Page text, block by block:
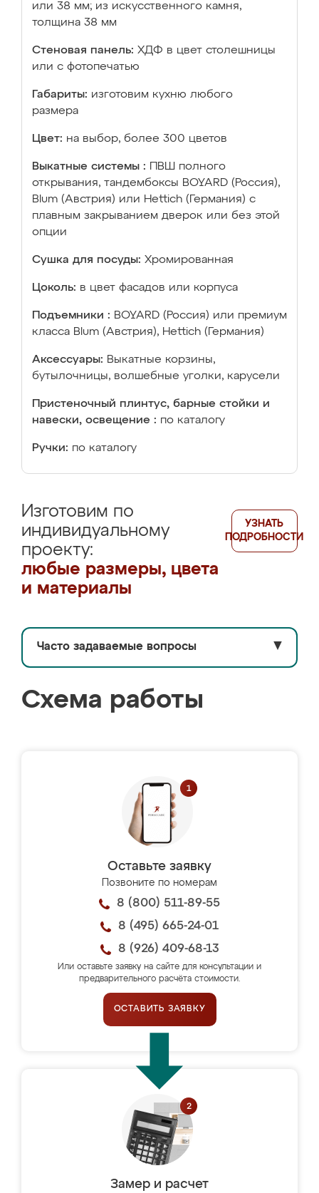
или 38 мм; из искусственного камня,
толщина 38 мм
Стеновая панель: ХДФ в цвет столешницы
или с фотопечатью
Габариты: изготовим кухню любого
размера
Цвет: на выбор, более 300 цветов
Выкатные системы :
ПВШ полного
открывания, тандембоксы BOYARD (Россия),
Blum (Австрия) или Hettich (Германия) с
плавным закрыванием дверок или без этой
опции
Сушка для посуды: Хромированная
Цоколь: в цвет фасадов или корпуса
Подъемники : BOYARD (Россия) или премиум
класса Blum (Австрия), Hettich (Германия)
Аксессуары: Выкатные корзины,
бутылочницы, волшебные уголки, карусели
Пристеночный плинтус, барные стойки и
навески, освещение : по каталогу
Ручки: по каталогу
Изготовим по
индивидуальному
проекту:
любые размеры, цвета
и материалы
УЗНАТЬ
ПОДРОБНОСТИ
Часто задаваемые вопросы ▼
Схема работы
Оставьте заявку
Позвоните по номерам
8 (800) 511-89-55
8 (495) 665-24-01
8 (926) 409-68-13
Или оставьте заявку на сайте для консультации и
предварительного расчёта стоимости.
ОСТАВИТЬ ЗАЯВКУ
Замер и расчет